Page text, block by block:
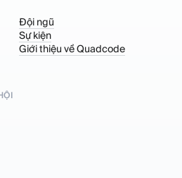
Đội ngũ
Sự kiện
Giới thiệu về Quadcode